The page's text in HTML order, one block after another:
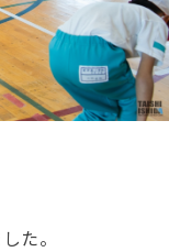
た。